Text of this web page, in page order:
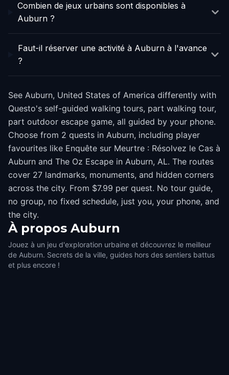
Combien de jeux urbains sont disponibles à
Auburn ?
Faut-il réserver une activité à Auburn à l'avance
?
See Auburn, United States of America differently with
Questo's self-guided walking tours, part walking tour,
part outdoor escape game, all guided by your phone.
Choose from 2 quests in Auburn, including player
favourites like Enquête sur Meurtre : Résolvez le Cas à
Auburn and The Oz Escape in Auburn, AL. The routes
cover 27 landmarks, monuments, and hidden corners
across the city. From $7.99 per quest. No tour guide,
no group, no fixed schedule, just you, your phone, and
the city.
À propos Auburn
Jouez à un jeu d'exploration urbaine et découvrez le meilleur
de Auburn. Secrets de la ville, guides hors des sentiers battus
et plus encore !